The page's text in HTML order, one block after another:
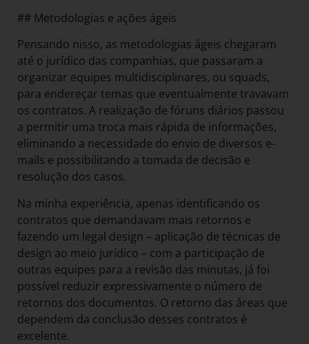
## Metodologias e ações ágeis
Pensando nisso, as metodologias ágeis chegaram
até o jurídico das companhias, que passaram a
organizar equipes multidisciplinares, ou squads,
para endereçar temas que eventualmente travavam
os contratos. A realização de fóruns diários passou
a permitir uma troca mais rápida de informações,
eliminando a necessidade do envio de diversos e-
mails e possibilitando a tomada de decisão e
resolução dos casos.
Na minha experiência, apenas identificando os
contratos que demandavam mais retornos e
fazendo um legal design – aplicação de técnicas de
design ao meio jurídico – com a participação de
outras equipes para a revisão das minutas, já foi
possível reduzir expressivamente o número de
retornos dos documentos. O retorno das áreas que
dependem da conclusão desses contratos é
excelente.